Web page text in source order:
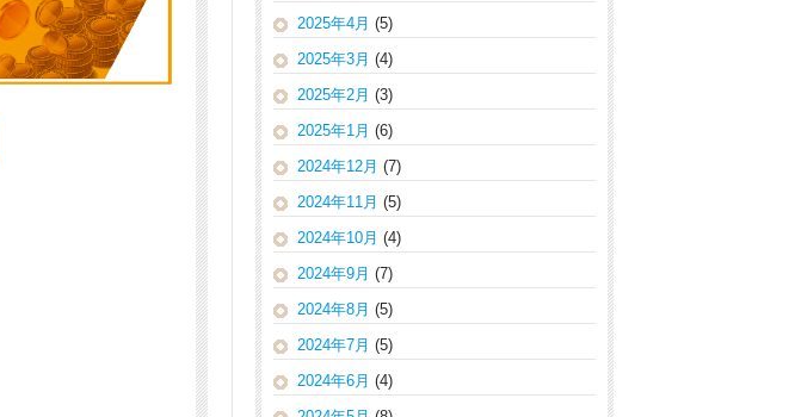
2025年4月 (5)
2025年3月 (4)
2025年2月 (3)
2025年1月 (6)
2024年12月 (7)
2024年11月 (5)
2024年10月 (4)
2024年9月 (7)
2024年8月 (5)
2024年7月 (5)
2024年6月 (4)